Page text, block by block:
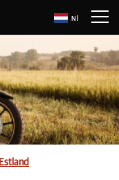
Nl
Estland